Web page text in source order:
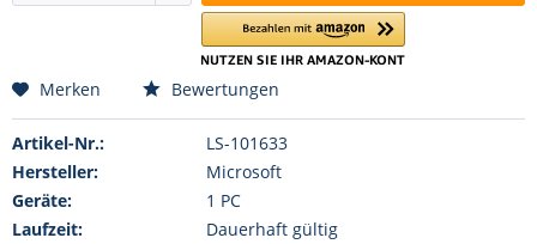
Merken Bewertungen
Artikel-Nr.:
LS-101633
Hersteller:
Microsoft
Geräte:
1 PC
Laufzeit:
Dauerhaft gültig